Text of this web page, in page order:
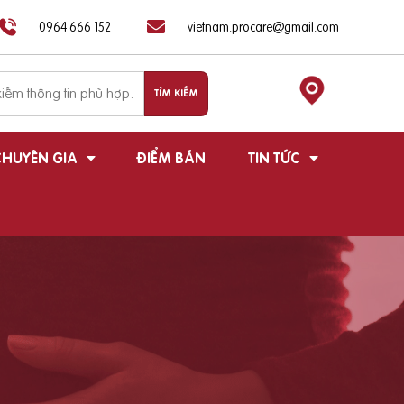
0964 666 152 vietnam.procare@gmail.com
GIA ĐIỂM BÁN TIN TỨC